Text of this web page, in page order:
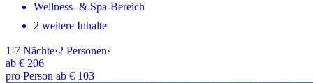
Wellness- & Spa-Bereich
2 weitere Inhalte
1-7 Nächte·2 Personen·
ab € 206
pro Person ab € 103